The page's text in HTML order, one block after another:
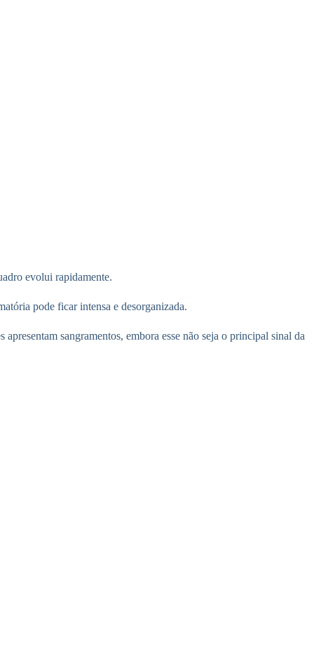
evolui rapidamente.
pode ficar intensa e desorganizada.
sangramentos, embora esse não seja o principal sinal da